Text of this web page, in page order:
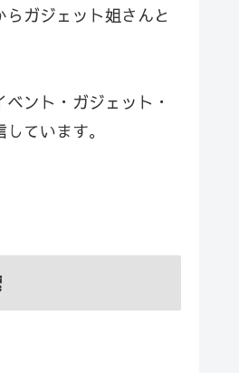
ガジェット姐さんと
ント・ガジェット・
ています。